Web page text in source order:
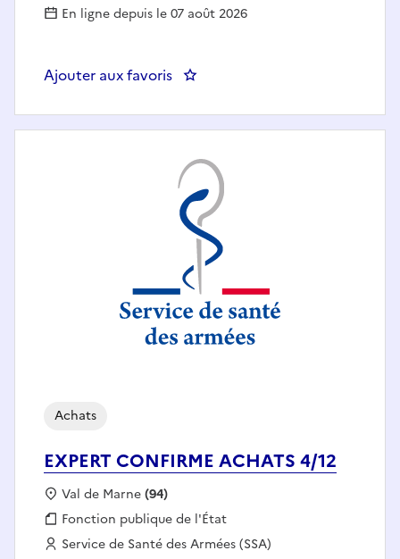
En ligne depuis le 07 août 2026
Ajouter aux favoris : ADJOINT CHEF DE
EXPERT CONFIRME ACHATS 4/12
Achats
Localisation :
Val de Marne(94)
Fonction publique :
Fonction publique de l'État
Employeur :
Service de Santé des Armées (SSA)